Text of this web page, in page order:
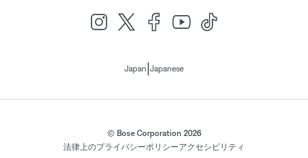
Japan Japanese
© Bose Corporation 2026
法律上のプライバシーポリシーアクセシビリティ